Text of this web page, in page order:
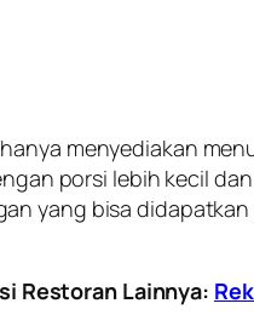
menyediakan
porsi lebih kecil
yang bisa
Restoran Lainnya: